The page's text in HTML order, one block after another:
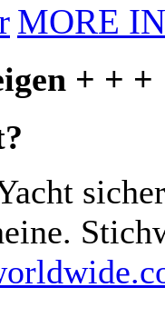
MORE
+ + +